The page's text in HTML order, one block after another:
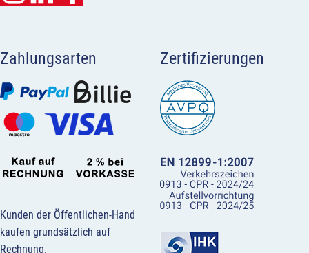
Zahlungsarten
Kunden der Öffentlichen-Hand
kaufen grundsätzlich auf
Rechnung.
Zertifizierungen